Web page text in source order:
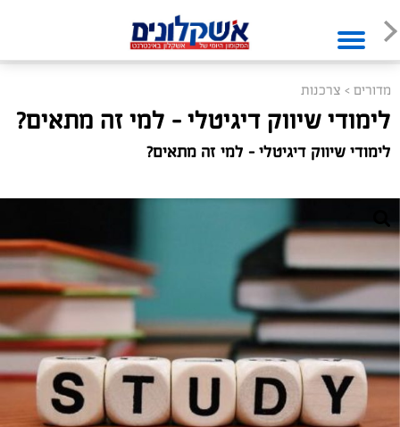
מדורים > צרכנות
לימודי שיווק דיגיטלי – למי זה מתאים?
לימודי שיווק דיגיטלי – למי זה מתאים?